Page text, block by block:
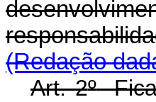
(Redação
Art. 2º